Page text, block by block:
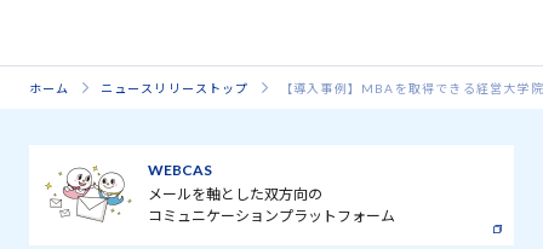
ホーム ニュースリリーストップ 【導入事例】MBAを取得できる経営大学
WEBCAS
メールを軸とした双方向の
コミュニケーションプラットフォーム